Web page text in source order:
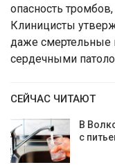
опасность тромбов,
Клиницисты
даже смертельные
сердечными
СЕЙЧАС ЧИТАЮТ
В
с